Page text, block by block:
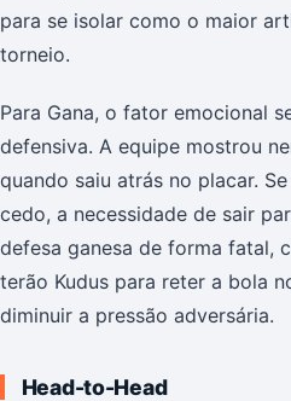
para se isolar como o maior
torneio.
Para Gana, o fator emocional
defensiva. A equipe mostrou
quando saiu atrás no placar.
cedo, a necessidade de sair
defesa ganesa de forma fatal,
terão Kudus para reter a bola
diminuir a pressão adversária.
Head-to-Head